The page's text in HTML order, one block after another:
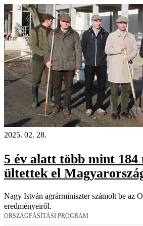
2025. 02. 28.
5 év alatt több mint
ültettek el
Nagy István agrárminiszter számolt be az
eredményeiről.
ORSZÁGFÁSÍTÁSI PROGRAM